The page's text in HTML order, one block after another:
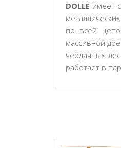
DOLLE имеет
по всей
массивной
чердачных
работает в